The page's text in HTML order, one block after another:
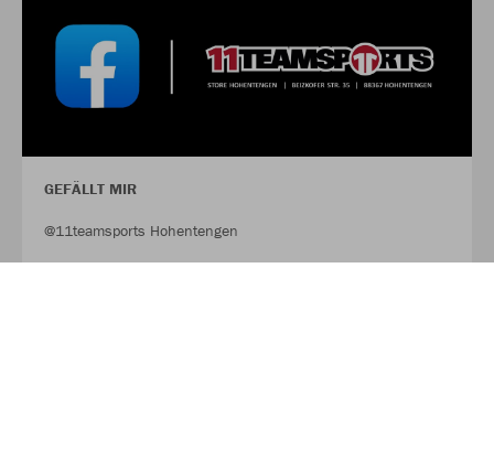
GEFÄLLT MIR
@11teamsports Hohentengen